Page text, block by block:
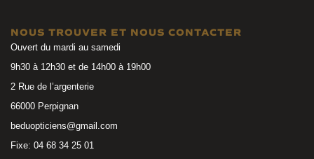
NOUS TROUVER ET NOUS CONTACTER
Ouvert du mardi au samedi
9h30 à 12h30 et de 14h00 à 19h00
2 Rue de l’argenterie
66000 Perpignan
beduopticiens@gmail.com
Fixe: 04 68 34 25 01